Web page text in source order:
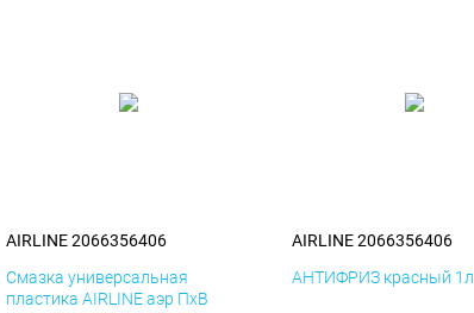
AIRLINE 2066356406
Смазка универсальная
пластика AIRLINE аэр ПхВ
AIRLINE 2066356406
АНТИФРИЗ красный 1л.